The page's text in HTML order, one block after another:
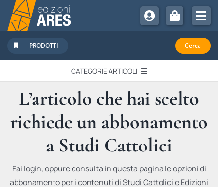
Salta
contenuto
Chi Siamo
Sostienici
Abbonamenti
Promozioni
Newsletter
PRODOTTI Cerca
CATEGORIE ARTICOLI
EDITORIALI
IN QUESTO NUMERO
L’articolo che hai scelto
richiede un abbonamento
a Studi Cattolici
Fai login, oppure consulta in questa pagina le opzioni di
abbonamento per i contenuti di Studi Cattolici e Edizioni